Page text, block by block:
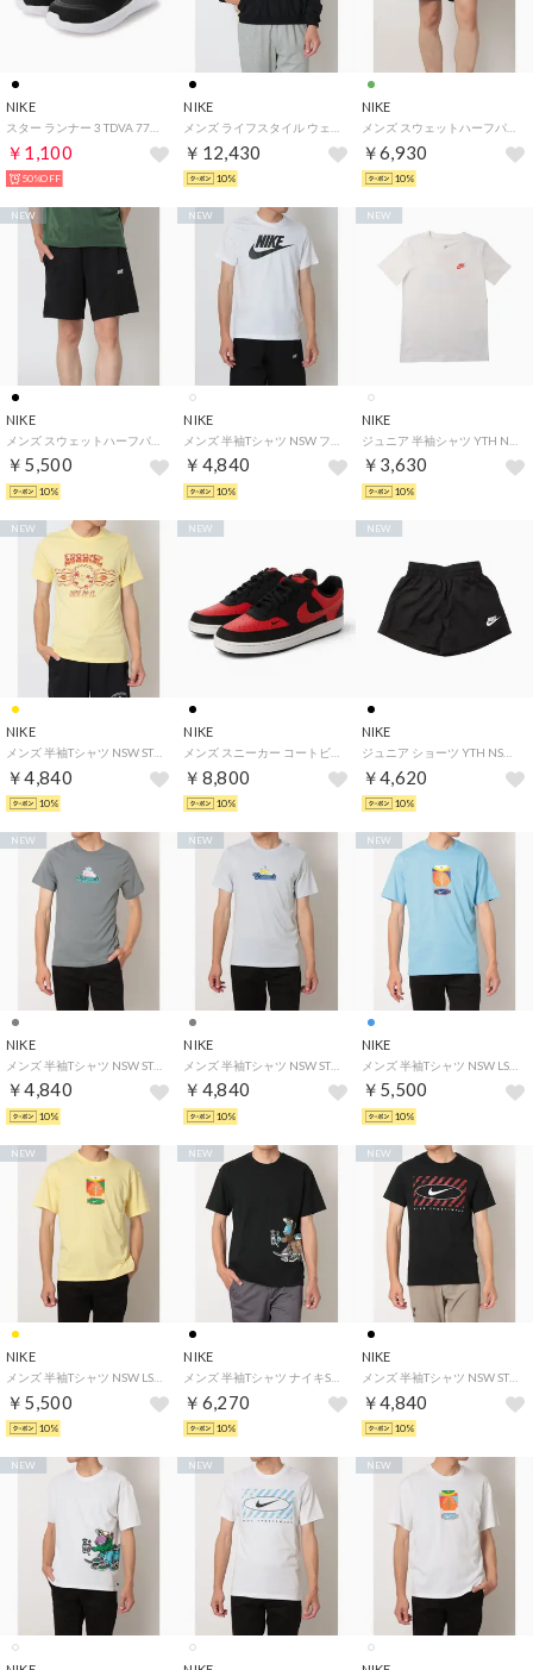
NIKE
￥1,100
50%OFF
NIKE
￥12,430
10%
NIKE
メンズ スウェットハーフパンツ クラブ フロー ショート FN3308323 （FIR/WHITE）
￥6,930
10%
NIKE
￥5,500
NEW
10%
NIKE
￥4,840
NEW
10%
NIKE
￥3,630
NEW
10%
NIKE
￥4,840
NEW
10%
NIKE
￥8,800
NEW
10%
NIKE
ジュニア ショーツ YTH NSW クラブ ウーヴン ショート 4.5IN HF8134010 （ブラック）
￥4,620
NEW
10%
NIKE
￥4,840
NEW
10%
NIKE
￥4,840
NEW
10%
NIKE
メンズ 半袖Tシャツ NSW LSE パーム ツリー NIK S/S Tシャツ IM9346497 （FOOTBALL BLUE）
￥5,500
NEW
10%
NIKE
￥5,500
NEW
10%
NIKE
￥6,270
NEW
10%
NIKE
メンズ 半袖Tシャツ NSW STD クラブ 6MO SWOO S/S Tシャツ IM3728010 （BLACK）
￥4,840
NEW
10%
NEW NEW NEW